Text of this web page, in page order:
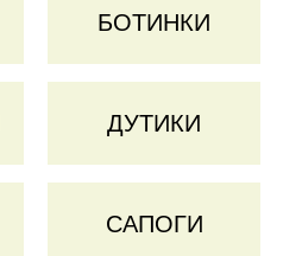
БОТИНКИ
ДУТИКИ
САПОГИ